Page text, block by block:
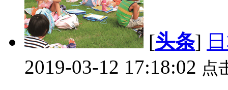
[头条]
2019-03-12 17:18:02 点